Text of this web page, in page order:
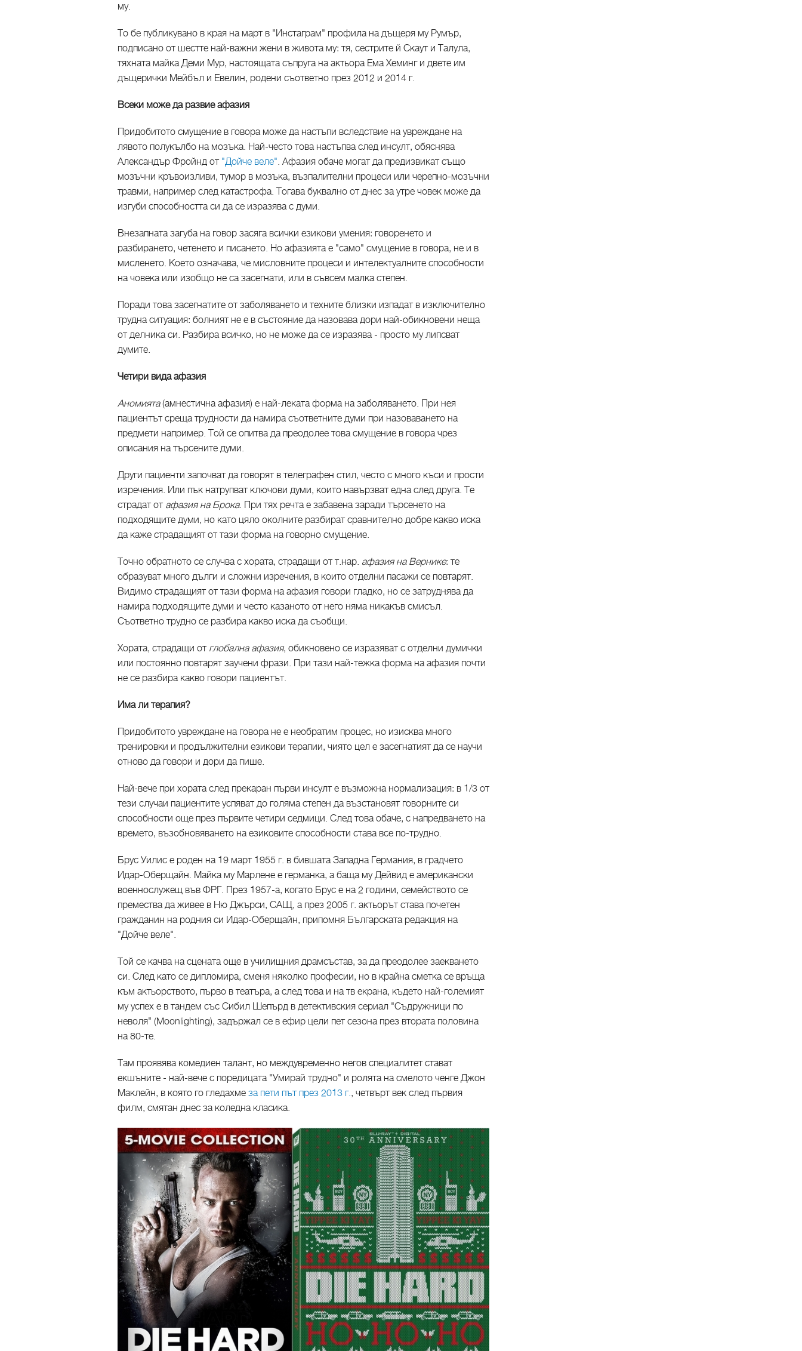
му.
То бе публикувано в края на март в "Инстаграм" профила на дъщеря му Румър,
подписано от шестте най-важни жени в живота му: тя, сестрите й Скаут и Талула,
тяхната майка Деми Мур, настоящата съпруга на актьора Ема Хеминг и двете им
дъщерички Мейбъл и Евелин, родени съответно през 2012 и 2014 г.
Всеки може да развие афазия
Придобитото смущение в говора може да настъпи вследствие на увреждане на
лявото полукълбо на мозъка. Най-често това настъпва след инсулт, обяснява
Александър Фройнд от "Дойче веле". Афазия обаче могат да предизвикат също
мозъчни кръвоизливи, тумор в мозъка, възпалителни процеси или черепно-мозъчни
травми, например след катастрофа. Тогава буквално от днес за утре човек може да
изгуби способността си да се изразява с думи.
Внезапната загуба на говор засяга всички езикови умения: говоренето и
разбирането, четенето и писането. Но афазията е "само" смущение в говора, не и в
мисленето. Което означава, че мисловните процеси и интелектуалните способности
на човека или изобщо не са засегнати, или в съвсем малка степен.
Поради това засегнатите от заболяването и техните близки изпадат в изключително
трудна ситуация: болният не е в състояние да назовава дори най-обикновени неща
от делника си. Разбира всичко, но не може да се изразява - просто му липсват
думите.
Четири вида афазия
Аномията(амнестична афазия) е най-леката форма на заболяването. При нея
пациентът среща трудности да намира съответните думи при назоваването на
предмети например. Той се опитва да преодолее това смущение в говора чрез
описания на търсените думи.
Други пациенти започват да говорят в телеграфен стил, често с много къси и прости
изречения. Или пък натрупват ключови думи, които навързват една след друга. Те
страдат от афазия на Брока. При тях речта е забавена заради търсенето на
подходящите думи, но като цяло околните разбират сравнително добре какво иска
да каже страдащият от тази форма на говорно смущение.
Точно обратното се случва с хората, страдащи от т.нар. афазия на Вернике: те
образуват много дълги и сложни изречения, в които отделни пасажи се повтарят.
Видимо страдащият от тази форма на афазия говори гладко, но се затруднява да
намира подходящите думи и често казаното от него няма никакъв смисъл.
Съответно трудно се разбира какво иска да съобщи.
Хората, страдащи от глобална афазия, обикновено се изразяват с отделни думички
или постоянно повтарят заучени фрази. При тази най-тежка форма на афазия почти
не се разбира какво говори пациентът.
Има ли терапия?
Придобитото увреждане на говора не е необратим процес, но изисква много
тренировки и продължителни езикови терапии, чиято цел е засегнатият да се научи
отново да говори и дори да пише.
Най-вече при хората след прекаран първи инсулт е възможна нормализация: в 1/3 от
тези случаи пациентите успяват до голяма степен да възстановят говорните си
способности още през първите четири седмици. След това обаче, с напредването на
времето, възобновяването на езиковите способности става все по-трудно.
Брус Уилис е роден на 19 март 1955 г. в бившата Западна Германия, в градчето
Идар-Оберщайн. Майка му Марлене е германка, а баща му Дейвид е американски
военнослужещ във ФРГ. През 1957-а, когато Брус е на 2 години, семейството се
премества да живее в Ню Джърси, САЩ, а през 2005 г. актьорът става почетен
гражданин на родния си Идар-Оберщайн, припомня Българската редакция на
"Дойче веле".
Той се качва на сцената още в училищния драмсъстав, за да преодолее заекването
си. След като се дипломира, сменя няколко професии, но в крайна сметка се връща
към актьорството, първо в театъра, а след това и на тв екрана, където най-големият
му успех е в тандем със Сибил Шепърд в детективския сериал "Съдружници по
неволя" (Moonlighting), задържал се в ефир цели пет сезона през втората половина
на 80-те.
Там проявява комедиен талант, но междувременно негов специалитет стават
екшъните - най-вече с поредицата "Умирай трудно" и ролята на смелото ченге Джон
Маклейн, в която го гледахме за пети път през 2013 г., четвърт век след първия
филм, смятан днес за коледна класика.